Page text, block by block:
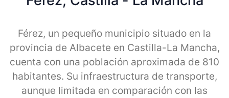
Férez, un pequeño municipio situado en la
provincia de Albacete en Castilla-La Mancha,
cuenta con una población aproximada de 810
habitantes. Su infraestructura de transporte,
aunque limitada en comparación con las